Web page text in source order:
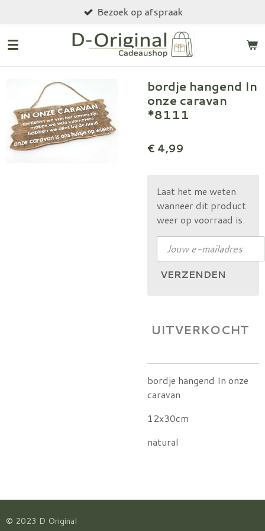
naar
hoofdinhoud
Bezoek op afspraak
bordje hangend In
onze caravan
*8111
€ 4,99
Laat het me weten
wanneer dit product
weer op voorraad is.
VERZENDEN
UITVERKOCHT
bordje hangend In onze
caravan
12x30cm
natural
© 2023 D Original